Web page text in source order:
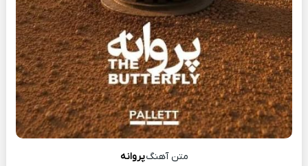
متن آهنگپروانه